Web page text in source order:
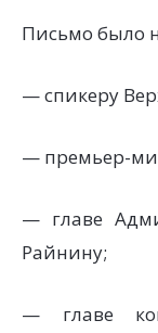
Письмо было
— спикеру
— премьер-
— главе
Райнину;
— главе